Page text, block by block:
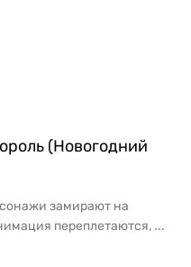
(Новогодний
замирают на
переплетаются, ...